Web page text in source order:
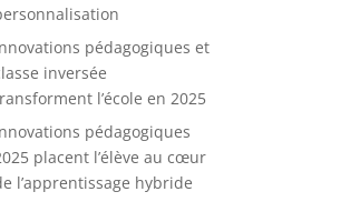
pédagogiques et
inversée
l’école en 2025
pédagogiques
placent l’élève au cœur
l’apprentissage hybride